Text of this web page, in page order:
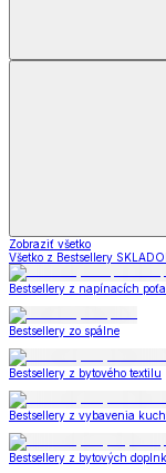
Zobraziť všetko
Všetko z Bestsellery
Bestsellery z napínacích
Bestsellery zo spálne
Bestsellery z bytového textilu
Bestsellery z vybavenia
Bestsellery z bytových